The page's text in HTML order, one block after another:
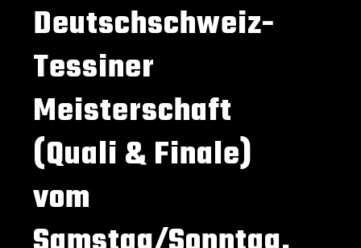
Deutschschweiz-
Tessiner
Meisterschaft
(Quali & Finale)
vom